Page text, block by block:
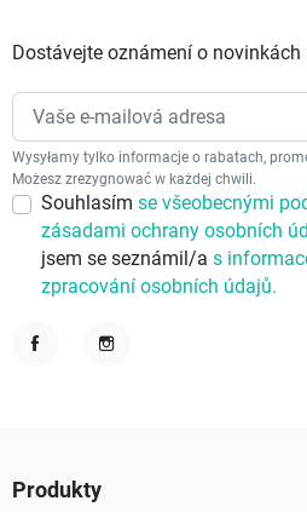
Dostávejte oznámení o
Wysyłamy tylko informacje o rabatach,
Możesz zrezygnować w każdej chwili.
Souhlasím se všeobecnými
zásadami ochrany osobních
jsem se seznámil/a s
zpracování osobních údajů.
Produkty